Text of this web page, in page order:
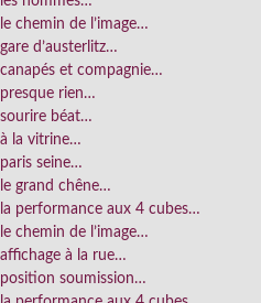
le chemin de l’image…
gare d’austerlitz…
canapés et compagnie…
presque rien…
sourire béat…
à la vitrine…
paris seine…
le grand chêne…
la performance aux 4 cubes…
le chemin de l’image…
affichage à la rue…
position soumission…